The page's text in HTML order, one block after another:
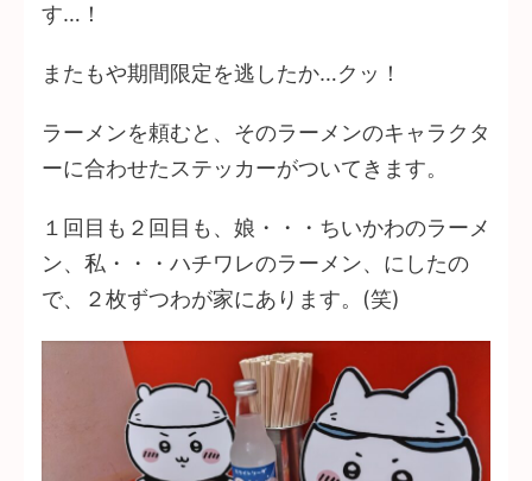
す…！
またもや期間限定を逃したか…クッ！
ラーメンを頼むと、そのラーメンのキャラクタ
ーに合わせたステッカーがついてきます。
１回目も２回目も、娘・・・ちいかわのラーメ
ン、私・・・ハチワレのラーメン、にしたの
で、２枚ずつわが家にあります。(笑)